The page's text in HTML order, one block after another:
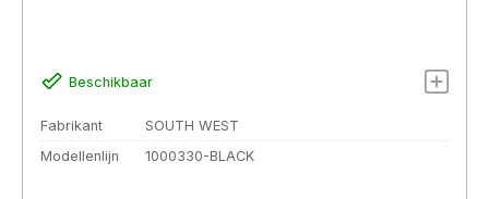
Beschikbaar
Fabrikant
SOUTH WEST
Modellenlijn
1000330-BLACK